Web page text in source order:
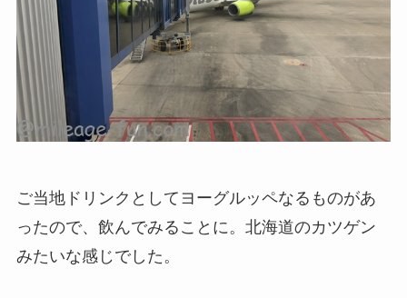
ご当地ドリンクとしてヨーグルッペなるものがあ
ったので、飲んでみることに。北海道のカツゲン
みたいな感じでした。